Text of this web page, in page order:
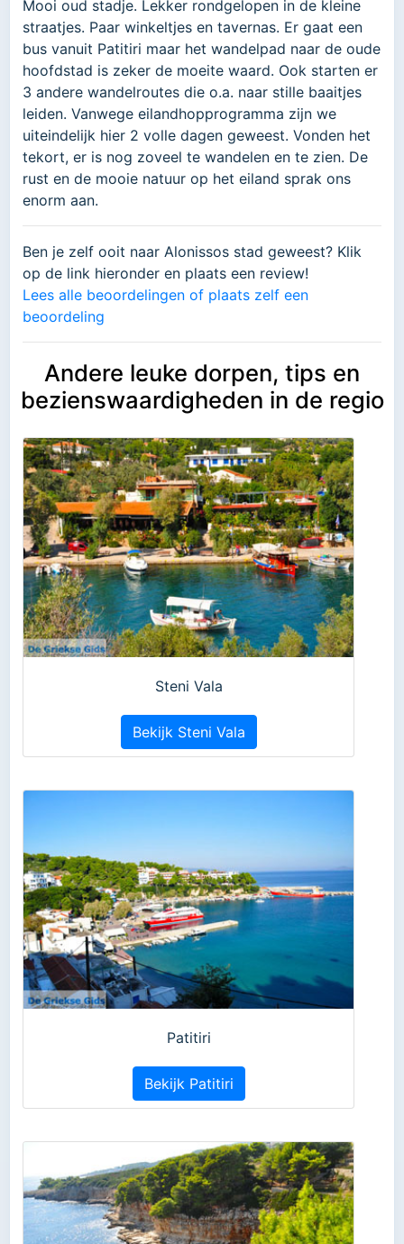
Mooi oud stadje. Lekker rondgelopen in de kleine
straatjes. Paar winkeltjes en tavernas. Er gaat een
bus vanuit Patitiri maar het wandelpad naar de oude
hoofdstad is zeker de moeite waard. Ook starten er
3 andere wandelroutes die o.a. naar stille baaitjes
leiden. Vanwege eilandhopprogramma zijn we
uiteindelijk hier 2 volle dagen geweest. Vonden het
tekort, er is nog zoveel te wandelen en te zien. De
rust en de mooie natuur op het eiland sprak ons
enorm aan.
Ben je zelf ooit naar Alonissos stad geweest? Klik
op de link hieronder en plaats een review!
Lees alle beoordelingen of plaats zelf een
beoordeling
Andere leuke dorpen, tips en
bezienswaardigheden in de regio
Steni Vala
Bekijk Steni Vala
Patitiri
Bekijk Patitiri